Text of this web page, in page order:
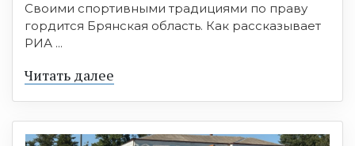
Своими спортивными традициями по праву
гордится Брянская область. Как рассказывает
РИА ...
Читать далее